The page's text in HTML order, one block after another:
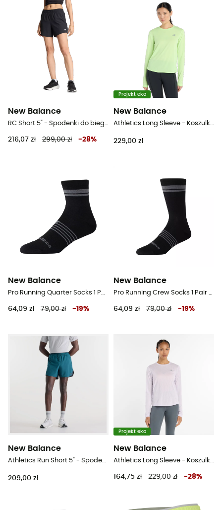
New Balance
RC Short 5" - Spodenki do biegania damskie
216,07 zł 299,00 zł -28%
Projekt eko
New Balance
Athletics Long Sleeve - Koszulka damska
229,00 zł
New Balance
Pro Running Quarter Socks 1 Pair - Skarpety do biegania
64,09 zł 79,00 zł -19%
New Balance
Pro Running Crew Socks 1 Pair - Skarpety do biegania
64,09 zł 79,00 zł -19%
New Balance
Athletics Run Short 5" - Spodenki do biegania męskie
209,00 zł
Projekt eko
New Balance
Athletics Long Sleeve - Koszulka damska
164,75 zł 229,00 zł -28%